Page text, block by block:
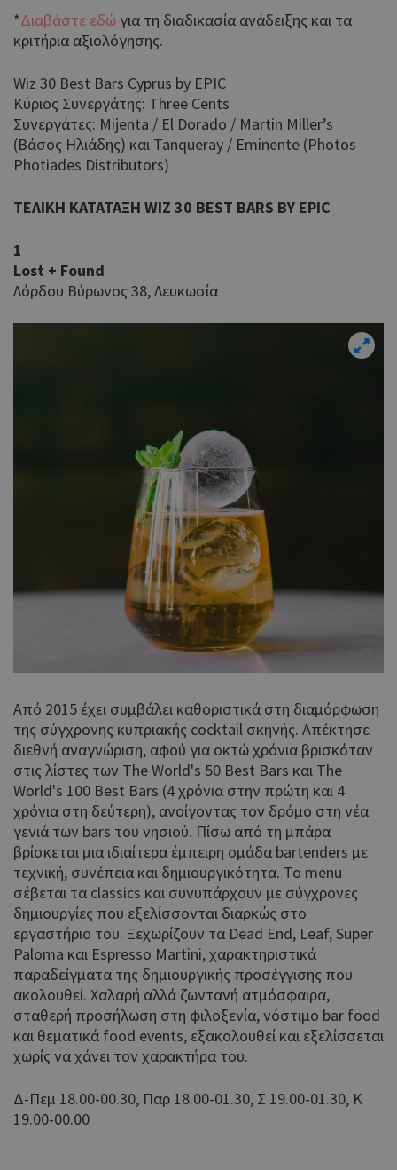
*Διαβάστε εδώ για τη διαδικασία ανάδειξης και τα
κριτήρια αξιολόγησης.
Wiz 30 Best Bars Cyprus by EPIC
Κύριος Συνεργάτης: Three Cents
Συνεργάτες: Mijenta / El Dorado / Martin Miller’s
(Βάσος Ηλιάδης) και Tanqueray / Eminente (Photos
Photiades Distributors)
ΤΕΛΙΚΗ ΚΑΤΑΤΑΞΗ WIZ 30 BEST BARS BY EPIC
1
Lost + Found
Λόρδου Βύρωνος 38, Λευκωσία
Από 2015 έχει συμβάλει καθοριστικά στη διαμόρφωση
της σύγχρονης κυπριακής cocktail σκηνής. Απέκτησε
διεθνή αναγνώριση, αφού για οκτώ χρόνια βρισκόταν
στις λίστες των The World's 50 Best Bars και The
World's 100 Best Bars (4 χρόνια στην πρώτη και 4
χρόνια στη δεύτερη), ανοίγοντας τον δρόμο στη νέα
γενιά των bars του νησιού. Πίσω από τη μπάρα
βρίσκεται μια ιδιαίτερα έμπειρη ομάδα bartenders με
τεχνική, συνέπεια και δημιουργικότητα. Το menu
σέβεται τα classics και συνυπάρχουν με σύγχρονες
δημιουργίες που εξελίσσονται διαρκώς στο
εργαστήριο του. Ξεχωρίζουν τα Dead End, Leaf, Super
Paloma και Espresso Martini, χαρακτηριστικά
παραδείγματα της δημιουργικής προσέγγισης που
ακολουθεί. Χαλαρή αλλά ζωντανή ατμόσφαιρα,
σταθερή προσήλωση στη φιλοξενία, νόστιμο bar food
και θεματικά food events, εξακολουθεί και εξελίσσεται
χωρίς να χάνει τον χαρακτήρα του.
Δ-Πεμ 18.00-00.30, Παρ 18.00-01.30, Σ 19.00-01.30, Κ
19.00-00.00